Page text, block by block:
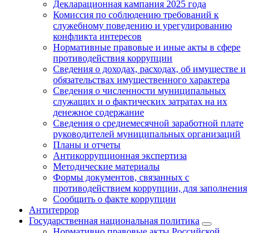
Декларационная кампания 2025 года
Комиссия по соблюдению требований к
служебному поведению и урегулированию
конфликта интересов
Нормативные правовые и иные акты в сфере
противодействия коррупции
Сведения о доходах, расходах, об имуществе и
обязательствах имущественного характера
Сведения о численности муниципальных
служащих и о фактических затратах на их
денежное содержание
Сведения о среднемесячной заработной плате
руководителей муниципальных организаций
Планы и отчеты
Антикоррупционная экспертиза
Методические материалы
Формы документов, связанных с
противодействием коррупции, для заполнения
Сообщить о факте коррупции
Антитеррор
Государственная национальная политика